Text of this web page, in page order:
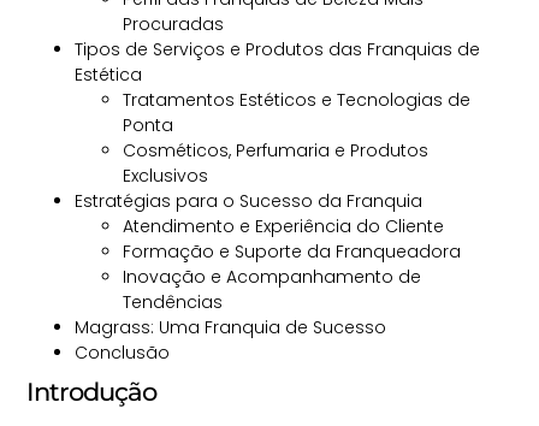
Procuradas
Tipos de Serviços e Produtos das Franquias de
Estética
Tratamentos Estéticos e Tecnologias de
Ponta
Cosméticos, Perfumaria e Produtos
Exclusivos
Estratégias para o Sucesso da Franquia
Atendimento e Experiência do Cliente
Formação e Suporte da Franqueadora
Inovação e Acompanhamento de
Tendências
Magrass: Uma Franquia de Sucesso
Conclusão
Introdução